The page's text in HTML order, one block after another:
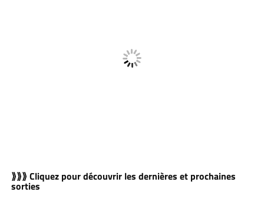
⟫⟫⟫ Cliquez pour découvrir les dernières et prochaines
sorties